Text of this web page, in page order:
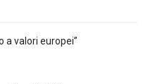
a valori europei”